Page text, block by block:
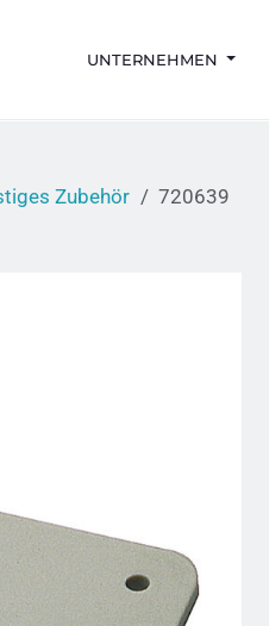
UNTERNEHMEN
Zubehör 720639